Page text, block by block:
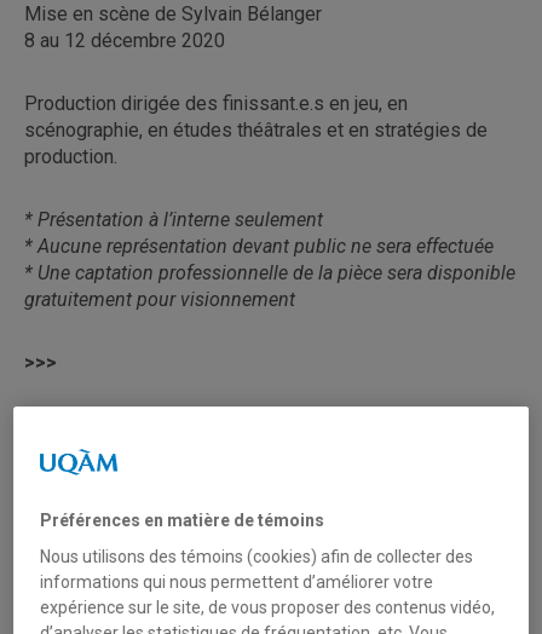
Mise en scène de Sylvain Bélanger
8 au 12 décembre 2020
Production dirigée des finissant.e.s en jeu, en
scénographie, en études théâtrales et en stratégies de
production.
* Présentation à l’interne seulement
* Aucune représentation devant public ne sera effectuée
* Une captation professionnelle de la pièce sera disponible
gratuitement pour visionnement
>>>
elles pas des changements du temps, partout dans
tout le corps? Et ça me rappelle de vieilles petites
sans les vagues douleurs, je ne m’en souviendrais
plus. » - Al
Le Rouquin s’est suicidé. Ce geste brutal renverse les
Préférences en matière de témoins
Nous utilisons des témoins (cookies) afin de collecter des
informations qui nous permettent d’améliorer votre
expérience sur le site, de vous proposer des contenus vidéo,